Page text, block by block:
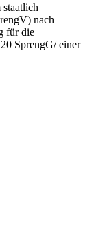
nach
für die
SprengG/ einer